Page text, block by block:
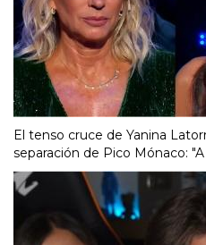
El tenso cruce de Yanina
separación de Pico Mónaco: